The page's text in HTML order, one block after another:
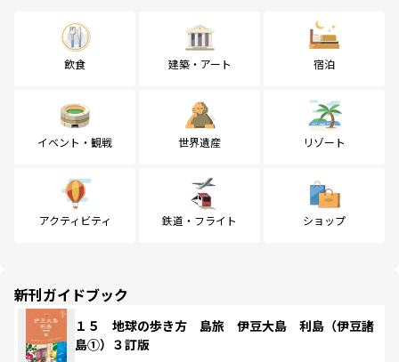
飲食 建築・アート 宿泊
イベント・観戦 世界遺産 リゾート
アクティビティ 鉄道・フライト ショップ
新刊ガイドブック
１５ 地球の歩き方 島旅 伊豆大島 利島（伊豆諸
島①）３訂版